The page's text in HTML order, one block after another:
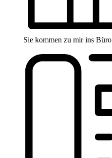
Sie kommen zu mir ins Büro